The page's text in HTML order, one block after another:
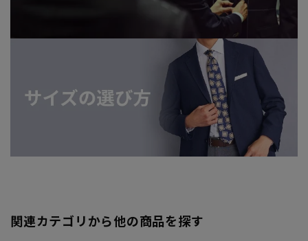
関連カテゴリから他の商品を探す